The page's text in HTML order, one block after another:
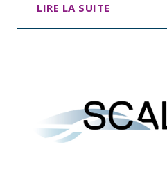
LIRE LA SUITE